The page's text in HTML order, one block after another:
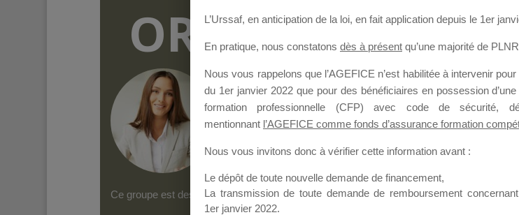
ORGANISMES
Groupe Public il y a un jour
Ce groupe est destiné aux Organismes de formation. Il accueille également les
L’Urssaf, en anticipation de la loi, en fait application depuis le 1er
En pratique, nous constatons dès à présent qu’une majorité de
Nous vous rappelons que l’AGEFICE n’est habilitée à intervenir
du 1er janvier 2022 que pour des bénéficiaires en possession
formation professionnelle (CFP) avec code de sécurité,
mentionnant l’AGEFICE comme fonds d’assurance formation
Nous vous invitons donc à vérifier cette information avant :
Le dépôt de toute nouvelle demande de financement,
La transmission de toute demande de remboursement
1er janvier 2022.